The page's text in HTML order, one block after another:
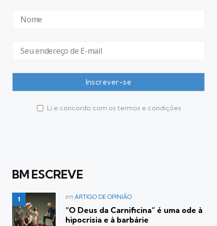
Li e concordo com os termos e condições
BM ESCREVE
Postado
em ARTIGO DE OPINIÃO
“O Deus da Carnificina” é uma ode à
hipocrisia e à barbárie